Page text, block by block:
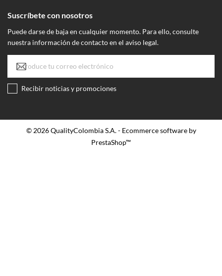
Suscríbete con nosotros
Puede darse de baja en cualquier momento. Para ello, consulte
nuestra información de contacto en el aviso legal.
Recibir noticias y promociones
© 2026 QualityColombia S.A. - Ecommerce software by
PrestaShop™